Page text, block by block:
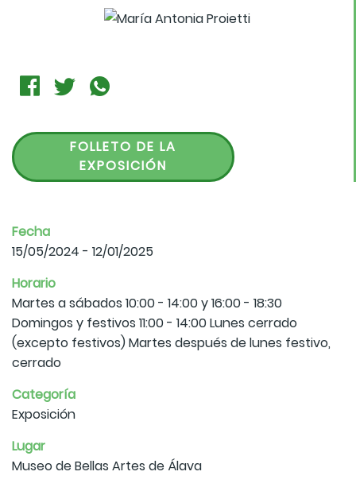
FOLLETO DE LA
EXPOSICIÓN
Fecha
15/05/2024 - 12/01/2025
Horario
Martes a sábados 10:00 - 14:00 y 16:00 - 18:30
Domingos y festivos 11:00 - 14:00 Lunes cerrado
(excepto festivos) Martes después de lunes festivo,
cerrado
Categoría
Exposición
Lugar
Museo de Bellas Artes de Álava